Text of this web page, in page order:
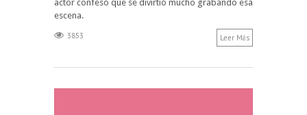
actor confesó que se divirtió mucho grabando esa
escena.
3853 Leer Más